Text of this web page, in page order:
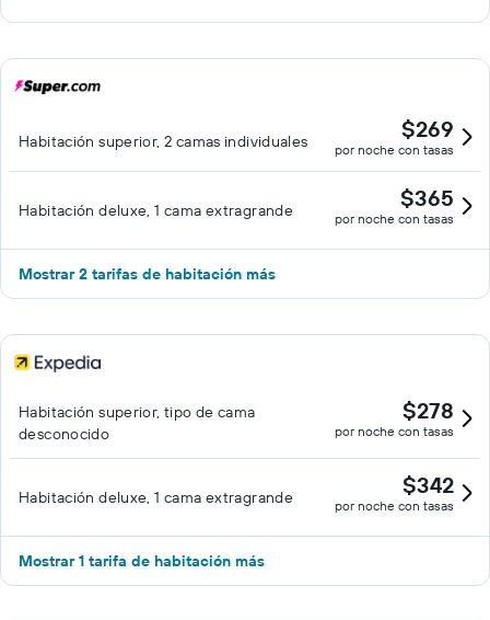
Habitación superior, 2 camas individuales $269
por noche con tasas
Habitación deluxe, 1 cama extragrande $365
por noche con tasas
Mostrar 2 tarifas de habitación más
Habitación superior, tipo de cama
desconocido
$278
por noche con tasas
Habitación deluxe, 1 cama extragrande $342
por noche con tasas
Mostrar 1 tarifa de habitación más